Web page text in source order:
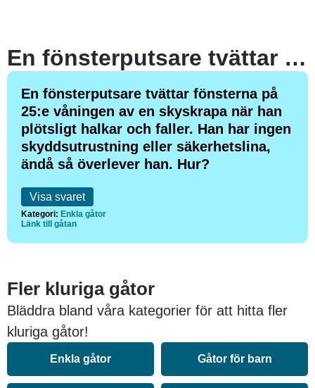
En fönsterputsare tvättar fönsterna på 25:e våningen av en skyskrapa när han plötsligt halkar och faller. Han har ingen skyddsutrustning eller säkerhetslina, ändå så överlever han. Hur?
En fönsterputsare tvättar fönsterna på
25:e våningen av en skyskrapa när han
plötsligt halkar och faller. Han har ingen
skyddsutrustning eller säkerhetslina,
ändå så överlever han. Hur?
Visa svaret
Kategori: Enkla gåtor
Länk till gåtan
Fler kluriga gåtor
Bläddra bland våra kategorier för att hitta fler
kluriga gåtor!
Enkla gåtor Gåtor för barn